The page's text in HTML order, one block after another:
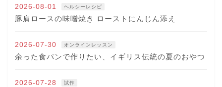
2026-08-01 ヘルシーレシピ
豚肩ロースの味噌焼き ローストにんじん添え
2026-07-30 オンラインレッスン
余った食パンで作りたい、イギリス伝統の夏のおやつ
2026-07-28 試作